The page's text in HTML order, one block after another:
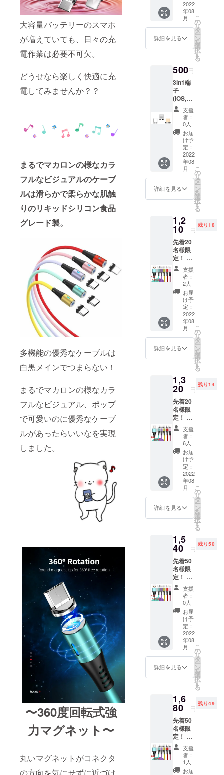
大容量バッテリーのスマホ
が増えていても、日々の充
電作業は必要不可欠。
どうせなら楽しく快適に充
電してみませんか？？
まるでマカロンの様なカラ
フルなビジュアルのケーブ
ルは滑らかで柔らかな肌触
りのリキッドシリコン食品
グレード製。
多機能の優秀なケーブルは
白黒メインでつまらない！
まるでマカロンの様なカラ
フルなビジュアル、ポップ
で可愛いのに優秀なケーブ
ルがあったらいいなを実現
しました。
〜360度回転式強
力マグネット〜
丸いマグネットがコネクタ
です。
実物と
若干色
の違い
がある
場合が
ござい
ご理解
の上よ
ろしく
お願い
しま
す。
2022年
8月末ま
でにお
届け予
定で
す。 ※
念のた
め8月配
送とし
ており
り早く
お届け
出来る
よう準
備して
まいり
ます。
※税込、
送料込
の価格
です。
2022
年08
月
詳細を見る
こ
の
リ
タ
ー
ン
を
選
択
す
る
500円
3in1端
子
(iOS,An
droid
type-
C,Micro
)同一品
端子3個
セット
※画像は
イメー
ジで
す。 実
物と若
干色の
違いが
合がご
ざいま
す、ご
理解の
上よろ
しくお
願いし
ます。
2022年
8月末ま
でにお
届け予
定で
す。 ※
念のた
め8月配
送とし
来る限
り早く
お届け
出来る
よう準
備して
まいり
ます。
※税込、
送料込
の価格
です。
支援
者：
0人
お届
け予
定：
2022
年08
月
詳細を見る
こ
の
リ
タ
ー
ン
を
選
択
す
る
1,2
10 円
残り18
先着20
名様限
定！ 一
般販売
予定価
￥2,200
45％off
!! 超早
割り価
￥1,210
※税込、
送料込
充電
ル1m1
本 3in1
端子
(iOS,An
droid
type-
C,Micro
)各1 カ
ラーを
選択し
てくだ
さい。
レッ
ド、イ
ロー、
パープ
ンク ※
画像は
イメー
ジで
す。 実
物と若
干色の
違いが
ある場
合がご
ざいま
す、ご
理解の
上よろ
しくお
願いし
ます。
8月末ま
届け予
定で
す。 ※
念のた
め8月配
送とし
ており
ます
が、出
来る限
支援
者：
2人
お届
け予
定：
2022
年08
月
詳細を見る
こ
の
リ
タ
ー
ン
を
選
択
す
る
1,3
20 円
残り14
先着20
名様限
定！ 一
般販売
予定価
￥2,400
45％off
!! 超早
割り価
￥1,320
※税込、
送料込
充電
ル2m1
本 3in1
端子
(iOS,An
droid
type-
C,Micro
)各1 カ
ラーを
選択し
てくだ
さい。
レッ
ド、イ
ロー、
パープ
ンク ※
画像は
イメー
ジで
す。 実
物と若
干色の
違いが
ある場
合がご
支援
者：
6人
お届
け予
定：
2022
年08
月
詳細を見る
こ
の
リ
タ
ー
ン
を
選
択
す
る
1,5
40 円
残り50
先着50
名様限
定！ 一
般販売
予定価
￥2,200
30％off
!! 超早
割り価
￥1,540
※税込、
送料込
充電
ル1m1
本 3in1
端子
(iOS,An
droid
type-
C,Micro
)各1 カ
ラーを
選択し
支援
者：
0人
お届
け予
定：
2022
年08
月
詳細を見る
こ
の
リ
タ
ー
ン
を
選
択
す
る
1,6
80 円
残り49
先着50
名様限
定！ 一
般販売
予定価
￥2,400
支援
者：
1人
お届